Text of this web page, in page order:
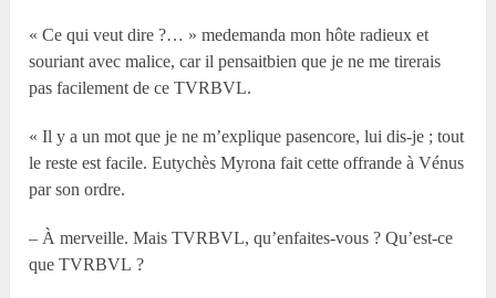
« Ce qui veut dire ?… » medemanda mon hôte radieux et
souriant avec malice, car il pensaitbien que je ne me tirerais
pas facilement de ce TVRBVL.
« Il y a un mot que je ne m’explique pasencore, lui dis-je ; tout
le reste est facile. Eutychès Myrona fait cette offrande à Vénus
par son ordre.
– À merveille. Mais TVRBVL, qu’enfaites-vous ? Qu’est-ce
que TVRBVL ?